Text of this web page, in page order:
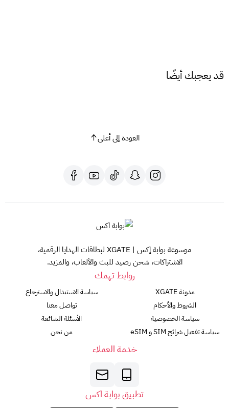
قد يعجبك أيضًا
العودة إلى أعلى
موسوعة بوابة إكس | XGATE لبطاقات الهدايا الرقمية،
الاشتراكات، شحن رصيد للبث والألعاب، والمزيد.
روابط تهمك
مدونة XGATE
الشروط والأحكام
سياسة الخصوصية
سياسة تفعيل شرائح SIM و eSIM
سياسة الاستبدال والاسترجاع
تواصل معنا
الأسئلة الشائعة
من نحن
خدمة العملاء
تطبيق بوابة اكس